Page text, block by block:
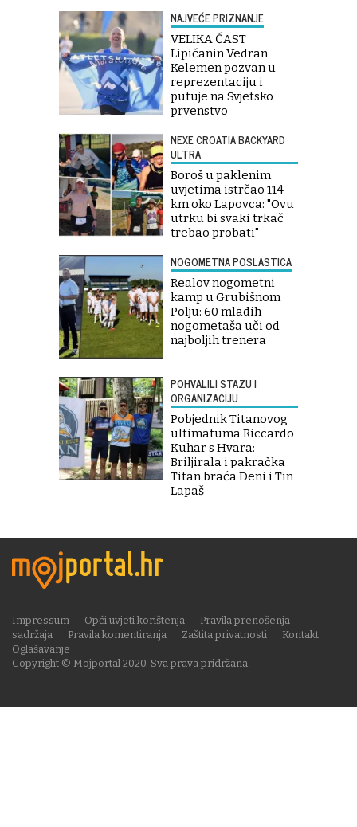
NAJVEĆE PRIZNANJE
VELIKA ČAST
Lipičanin Vedran
Kelemen pozvan u
reprezentaciju i
putuje na Svjetsko
prvenstvo
NEXE CROATIA BACKYARD
ULTRA
Boroš u paklenim
uvjetima istrčao 114
km oko Lapovca: "Ovu
utrku bi svaki trkač
trebao probati"
NOGOMETNA POSLASTICA
Realov nogometni
kamp u Grubišnom
Polju: 60 mladih
nogometaša uči od
najboljih trenera
POHVALILI STAZU I
ORGANIZACIJU
Pobjednik Titanovog
ultimatuma Riccardo
Kuhar s Hvara:
Briljirala i pakračka
Titan braća Deni i Tin
Lapaš
Copyright © Mojportal 2020. Sva prava pridržana.
Impressum Opći uvjeti korištenja
Pravila prenošenja
sadržaja
Pravila komentiranja Zaštita privatnosti
Kontakt
Oglašavanje